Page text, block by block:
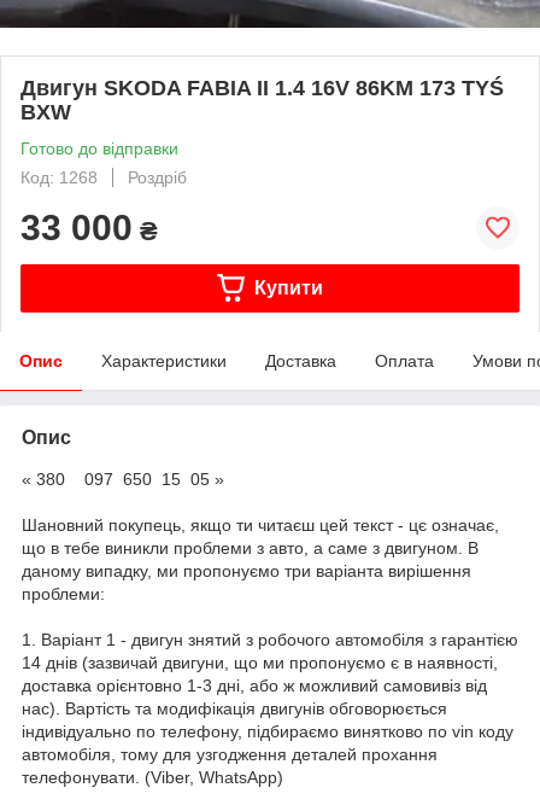
Двигун SKODA FABIA II 1.4 16V 86KM 173 TYŚ
BXW
Готово до відправки
Код: 1268
Роздріб
33 000 ₴
Купити
Опис Характеристики Доставка Оплата Умови
Опис
« 380 097 650 15 05 »
Шановний покупець, якщо ти читаєш цей текст - цє означає,
що в тебе виникли проблеми з авто, а саме з двигуном. В
даному випадку, ми пропонуємо три варіанта вирішення
проблеми:
1. Варіант 1 - двигун знятий з робочого автомобіля з гарантією
14 днів (зазвичай двигуни, що ми пропонуємо є в наявності,
доставка орієнтовно 1-3 дні, або ж можливий самовивіз від
нас). Вартість та модифікація двигунів обговорюється
індивідуально по телефону, підбираємо винятково по vin коду
автомобіля, тому для узгодження деталей прохання
телефонувати. (Viber, WhatsApp)